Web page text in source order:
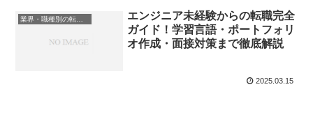
業界・職種別の転職情報
エンジニア未経験からの転職完全
ガイド！学習言語・ポートフォリ
オ作成・面接対策まで徹底解説
2025.03.15